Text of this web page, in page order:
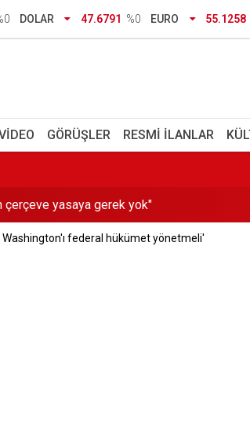
DOLAR 47.6791 %0 EURO 55.1258
GÖRÜŞLER RESMI İLANLAR
standart” tepkisi
yasaya gerek yok"
federal hükümet yönetmeli'